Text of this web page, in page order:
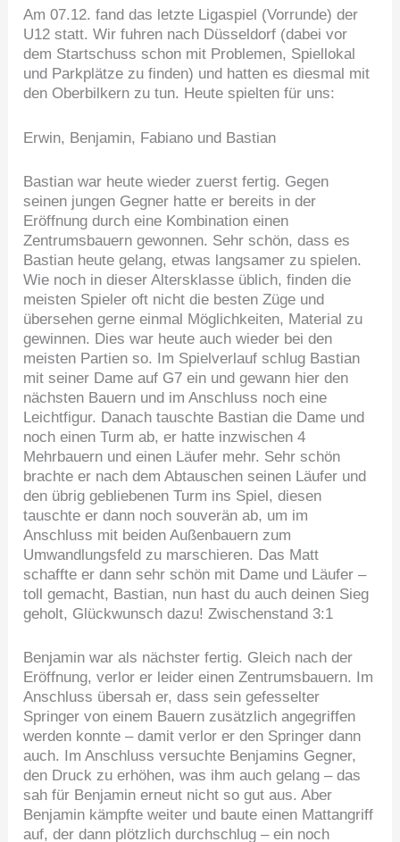
Am 07.12. fand das letzte Ligaspiel (Vorrunde) der
U12 statt. Wir fuhren nach Düsseldorf (dabei vor
dem Startschuss schon mit Problemen, Spiellokal
und Parkplätze zu finden) und hatten es diesmal mit
den Oberbilkern zu tun. Heute spielten für uns:
Erwin, Benjamin, Fabiano und Bastian
Bastian war heute wieder zuerst fertig. Gegen
seinen jungen Gegner hatte er bereits in der
Eröffnung durch eine Kombination einen
Zentrumsbauern gewonnen. Sehr schön, dass es
Bastian heute gelang, etwas langsamer zu spielen.
Wie noch in dieser Altersklasse üblich, finden die
meisten Spieler oft nicht die besten Züge und
übersehen gerne einmal Möglichkeiten, Material zu
gewinnen. Dies war heute auch wieder bei den
meisten Partien so. Im Spielverlauf schlug Bastian
mit seiner Dame auf G7 ein und gewann hier den
nächsten Bauern und im Anschluss noch eine
Leichtfigur. Danach tauschte Bastian die Dame und
noch einen Turm ab, er hatte inzwischen 4
Mehrbauern und einen Läufer mehr. Sehr schön
brachte er nach dem Abtauschen seinen Läufer und
den übrig gebliebenen Turm ins Spiel, diesen
tauschte er dann noch souverän ab, um im
Anschluss mit beiden Außenbauern zum
Umwandlungsfeld zu marschieren. Das Matt
schaffte er dann sehr schön mit Dame und Läufer –
toll gemacht, Bastian, nun hast du auch deinen Sieg
geholt, Glückwunsch dazu! Zwischenstand 3:1
Benjamin war als nächster fertig. Gleich nach der
Eröffnung, verlor er leider einen Zentrumsbauern. Im
Anschluss übersah er, dass sein gefesselter
Springer von einem Bauern zusätzlich angegriffen
werden konnte – damit verlor er den Springer dann
auch. Im Anschluss versuchte Benjamins Gegner,
den Druck zu erhöhen, was ihm auch gelang – das
sah für Benjamin erneut nicht so gut aus. Aber
Benjamin kämpfte weiter und baute einen Mattangriff
auf, der dann plötzlich durchschlug – ein noch